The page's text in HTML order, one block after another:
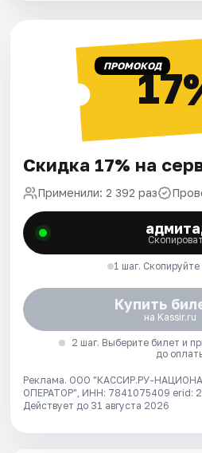
ПРОМОКОД
Скидка 17% на
Применили: 2 392 раз
1 шаг.
Купить
на Kassir.ru
2 шаг. Выберите билет и
до
Реклама. ООО "КАССИР.РУ-
ОПЕРАТОР", ИНН: 7841075409 erid:
Действует до 31 августа 2026